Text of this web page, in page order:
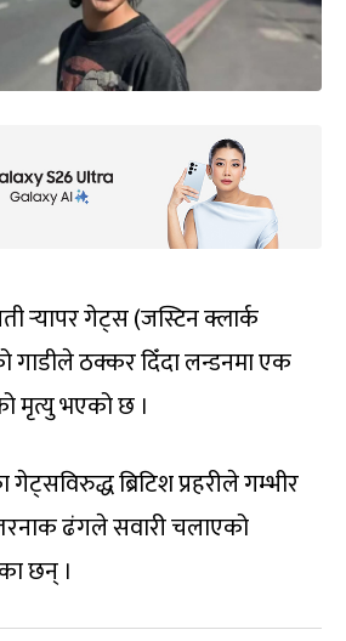
र्‍यापर गेट्स (जस्टिन क्लार्क
ठक्कर दिँदा लन्डनमा एक
मृत्यु भएको छ ।
ब्रिटिश प्रहरीले गम्भीर
ढंगले सवारी चलाएको
छन् ।